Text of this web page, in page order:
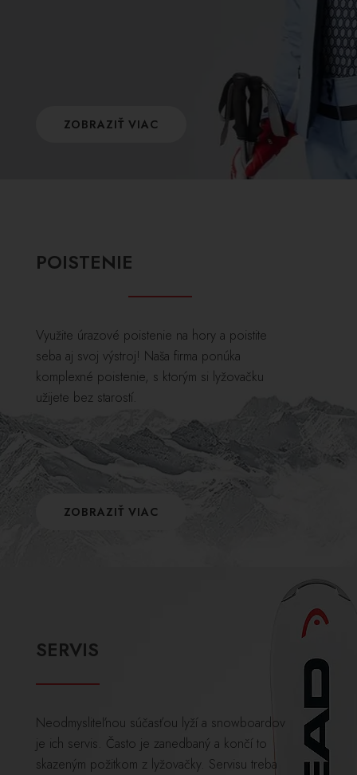
ZOBRAZIŤ VIAC
POISTENIE
Využite úrazové poistenie na hory a poistite
seba aj svoj výstroj! Naša firma ponúka
komplexné poistenie, s ktorým si lyžovačku
užijete bez starostí.
ZOBRAZIŤ VIAC
SERVIS
Neodmysliteľnou súčasťou lyží a snowboardov
je ich servis. Často je zanedbaný a končí to
skazeným požitkom z lyžovačky. Servisu treba